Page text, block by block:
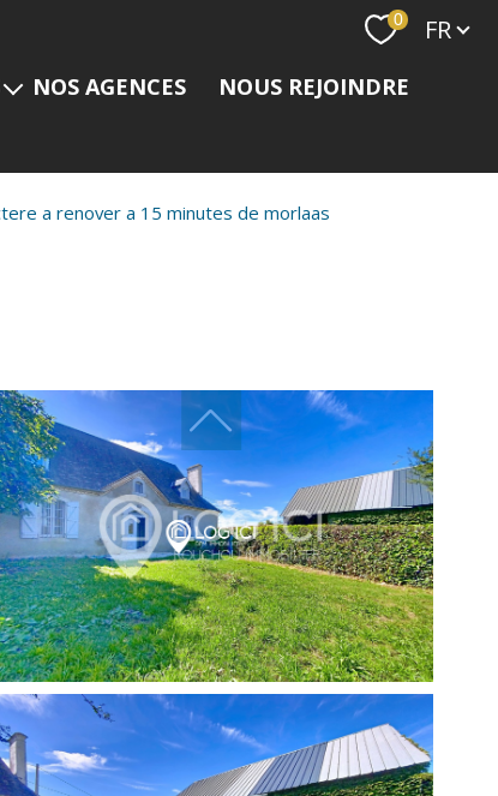
0 Langue
FR
NOS AGENCES NOUS REJOINDRE
a renover a 15 minutes de morlaas